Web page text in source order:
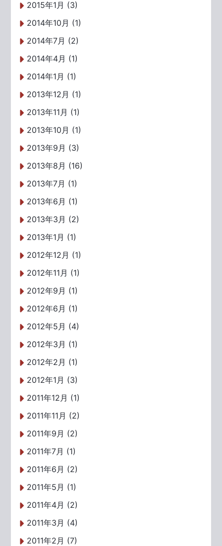
2015年1月 (3)
2014年10月 (1)
2014年7月 (2)
2014年4月 (1)
2014年1月 (1)
2013年12月 (1)
2013年11月 (1)
2013年10月 (1)
2013年9月 (3)
2013年8月 (16)
2013年7月 (1)
2013年6月 (1)
2013年3月 (2)
2013年1月 (1)
2012年12月 (1)
2012年11月 (1)
2012年9月 (1)
2012年6月 (1)
2012年5月 (4)
2012年3月 (1)
2012年2月 (1)
2012年1月 (3)
2011年12月 (1)
2011年11月 (2)
2011年9月 (2)
2011年7月 (1)
2011年6月 (2)
2011年5月 (1)
2011年4月 (2)
2011年3月 (4)
2011年2月 (7)